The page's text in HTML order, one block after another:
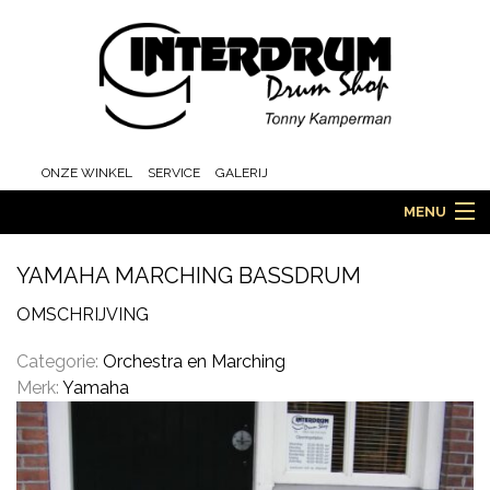
ONZE WINKEL SERVICE GALERIJ
MENU
HOME
DRUMS
ORCHESTRA EN MARCHING
YAMAHA MARCHING BASSDRUM
OMSCHRIJVING
Categorie: Orchestra en Marching
Merk: Yamaha